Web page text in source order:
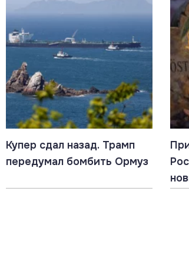
Купер сдал назад. Трамп
передумал бомбить Ормуз